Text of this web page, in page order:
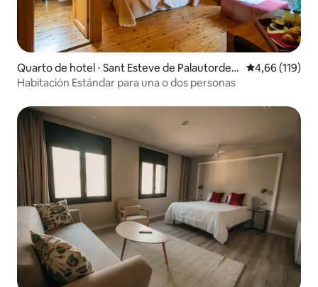
Quarto de hotel ⋅ Sant Esteve de Palautorder
a
4,66 de uma
4,66 (119)
Habitación Estándar para una o dos personas